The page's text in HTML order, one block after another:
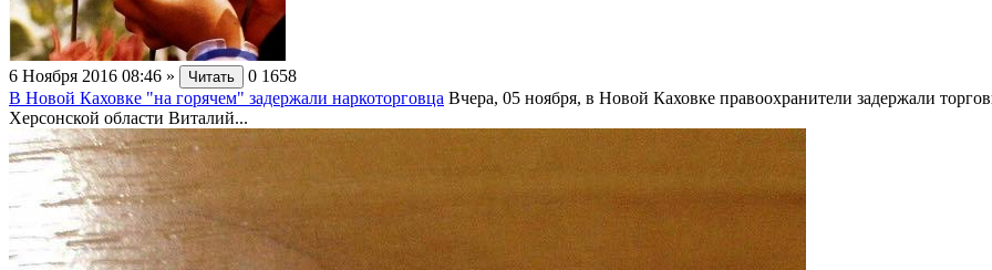
6 Ноября 2016 08:46 » Читать 0 1658
В Новой Каховке "на горячем" задержали наркоторговца Вчера, 05 ноября, в Новой Каховке правоохранители задержали
Херсонской области Виталий...